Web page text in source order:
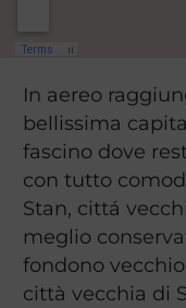
In aereo
bellissima
fascino dove
con tutto
Stan, cittá
meglio
fondono
città vecchia di